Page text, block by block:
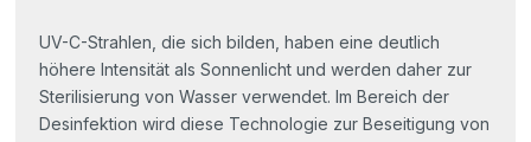
UV-C-Strahlen, die sich bilden, haben eine deutlich
höhere Intensität als Sonnenlicht und werden daher zur
Sterilisierung von Wasser verwendet. Im Bereich der
Desinfektion wird diese Technologie zur Beseitigung von